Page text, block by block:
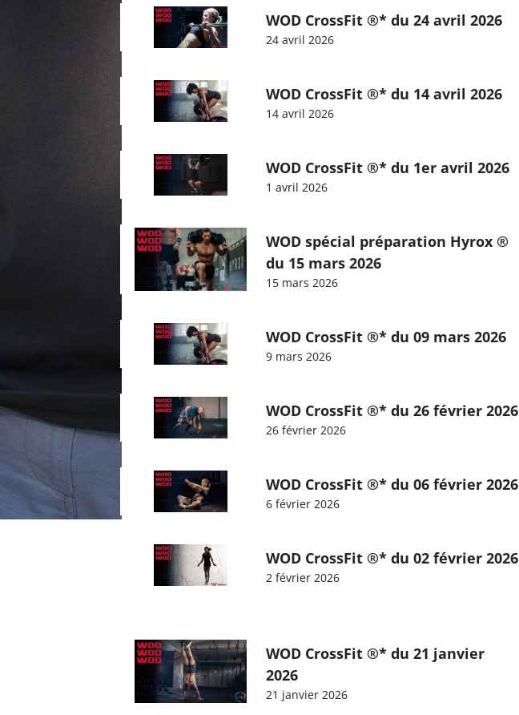
WOD CrossFit ®* du 24 avril 2026
24 avril 2026
WOD CrossFit ®* du 14 avril 2026
14 avril 2026
WOD CrossFit ®* du 1er avril 2026
1 avril 2026
WOD spécial préparation Hyrox ®
du 15 mars 2026
15 mars 2026
WOD CrossFit ®* du 09 mars 2026
9 mars 2026
WOD CrossFit ®* du 26 février 2026
26 février 2026
WOD CrossFit ®* du 06 février 2026
6 février 2026
WOD CrossFit ®* du 02 février 2026
2 février 2026
WOD CrossFit ®* du 21 janvier
2026
21 janvier 2026